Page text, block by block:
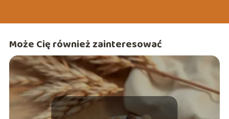
(slow fashion) oraz psychologią koloru wizerunku. Moim
wskazówek, które pomagają czytelnikom budować
pewność siebie poprzez autentyczny i przemyślany styl.
Może Cię również zainteresować